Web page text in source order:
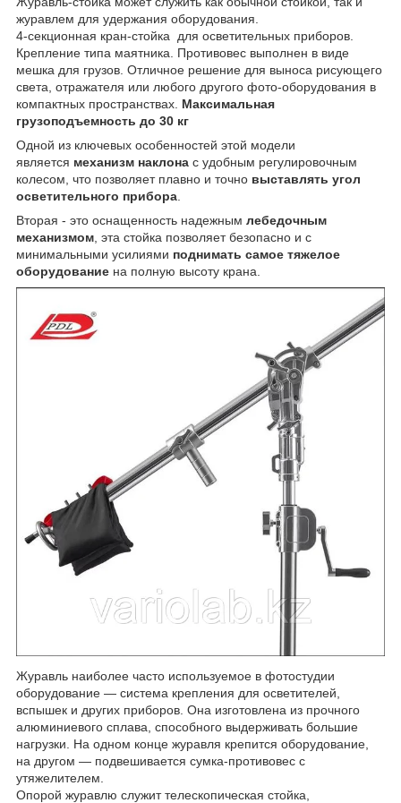
журавлем для удержания оборудования.
4-секционная кран-стойка для осветительных приборов.
Крепление типа маятника. Противовес выполнен в виде
мешка для грузов. Отличное решение для выноса рисующего
света, отражателя или любого другого фото-оборудования в
компактных пространствах. Максимальная
грузоподъемность до 30 кг
Одной из ключевых особенностей этой модели
является механизм наклона с удобным регулировочным
колесом, что позволяет плавно и точно выставлять угол
осветительного прибора
Вторая - это оснащенность надежным лебедочным
механизмом , эта стойка позволяет безопасно и с
минимальными усилиями поднимать самое тяжелое
оборудование на полную высоту крана.
Журавль наиболее часто используемое в фотостудии
оборудование — система крепления для осветителей,
вспышек и других приборов. Она изготовлена из прочного
алюминиевого сплава, способного выдерживать большие
нагрузки. На одном конце журавля крепится оборудование,
на другом — подвешивается сумка-противовес с
утяжелителем.
Опорой журавлю служит телескопическая стойка,